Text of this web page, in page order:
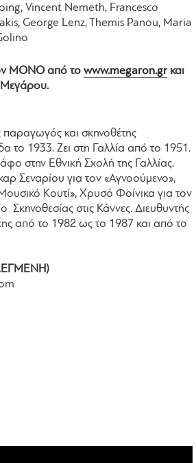
Vincent Nemeth, Francesco
George Lenz, Themis Panou, Maria
ΜΟΝΟ από τοwww.megaron.grκαι
Μεγάρου.
παραγωγός και σκηνοθέτης
το 1933. Ζει στη Γαλλία από το 1951.
στην Εθνική Σχολή της Γαλλίας.
Σεναρίου για τον «Αγνοούμενο»,
Κουτί», Χρυσό Φοίνικα για τον
Σκηνοθεσίας στις Κάννες. Διευθυντής
από το 1982 ως το 1987 και από το